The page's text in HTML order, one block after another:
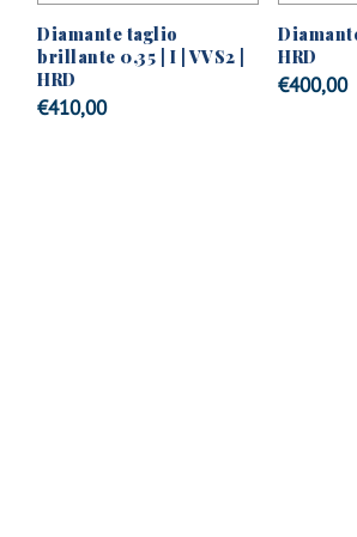
Diamante taglio
brillante 0,35 | I | VVS2 |
HRD
€410,00
HRD
€400,00